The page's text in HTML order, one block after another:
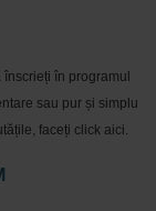
în programul
sau pur și simplu
faceți click aici.